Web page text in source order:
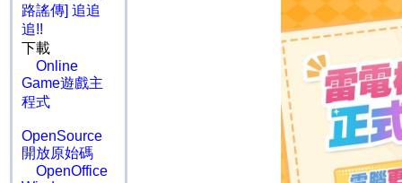
路謠傳] 追追
追!!
下載
Online
Game遊戲主
程式
OpenSource
開放原始碼
OpenOffice